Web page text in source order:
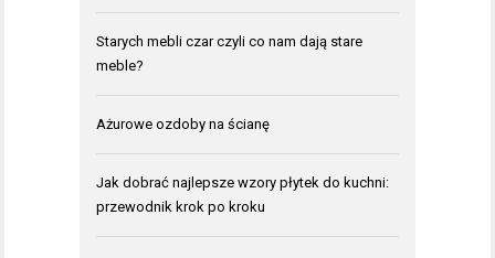
Starych mebli czar czyli co nam dają stare
meble?
Ażurowe ozdoby na ścianę
Jak dobrać najlepsze wzory płytek do kuchni:
przewodnik krok po kroku